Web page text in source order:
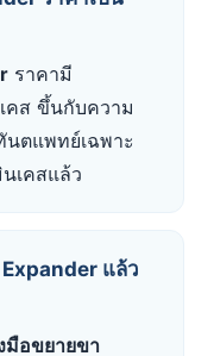
ราคามี
คส ขึ้นกับความ
ตแพทย์เฉพาะ
นเคสแล้ว
แล้ว
มือขยายขา